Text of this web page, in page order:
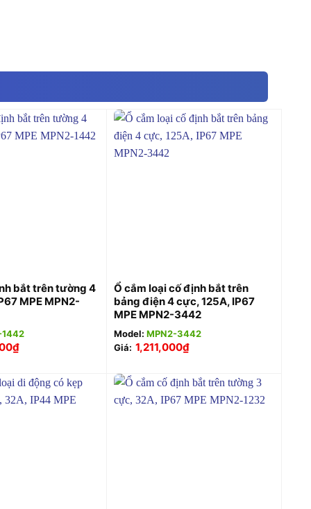
bắt trên tường 4
MPE MPN2-
1442
₫
Ổ cắm loại cố định bắt trên
bảng điện 4 cực, 125A, IP67
MPE MPN2-3442
Model: MPN2-3442
Giá: 1,211,000₫